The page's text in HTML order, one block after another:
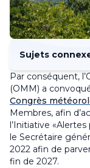
Sujets
Par conséquent,
(OMM) a
Congrès
Membres, afin
l’Initiative
le Secrétaire
2022 afin de
fin de 2027.